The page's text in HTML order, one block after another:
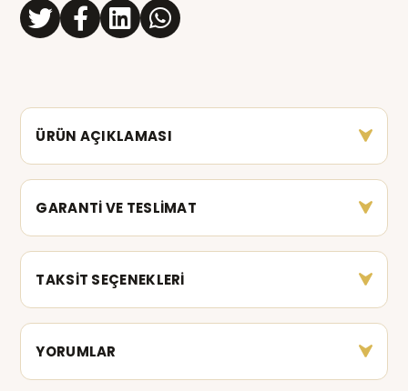
ÜRÜN AÇIKLAMASI
GARANTİ VE TESLİMAT
TAKSİT SEÇENEKLERİ
YORUMLAR